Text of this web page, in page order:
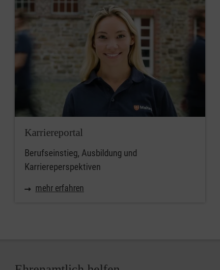
Karriereportal
Berufseinstieg, Ausbildung und
Karriereperspektiven
mehr erfahren